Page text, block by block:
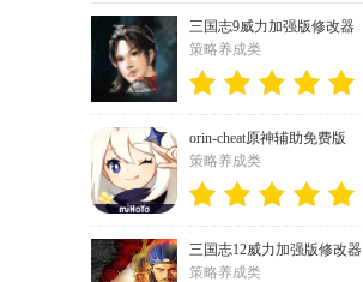
三国志9威力加强版修改器
策略养成类
orin-cheat原神辅助免费版
策略养成类
三国志12威力加强版修改器
策略养成类